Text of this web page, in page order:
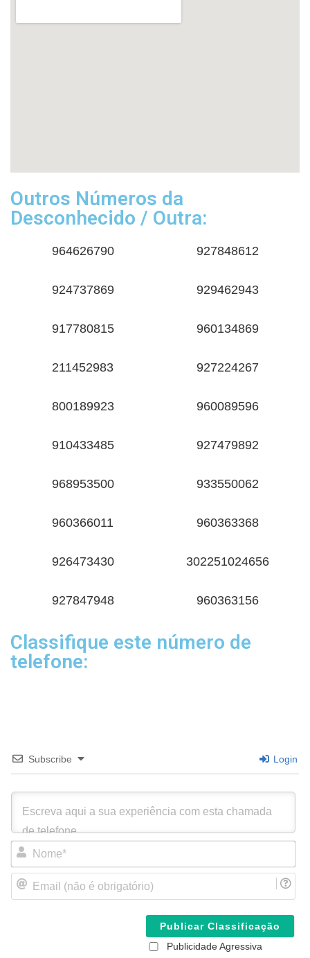
Outros Números da
Desconhecido / Outra:
964626790 927848612
924737869 929462943
917780815 960134869
211452983 927224267
800189923 960089596
910433485 927479892
968953500 933550062
960366011 960363368
926473430 302251024656
927847948 960363156
Classifique este número de
telefone:
Subscribe Login
N
m
a
Publicidade Agressiva